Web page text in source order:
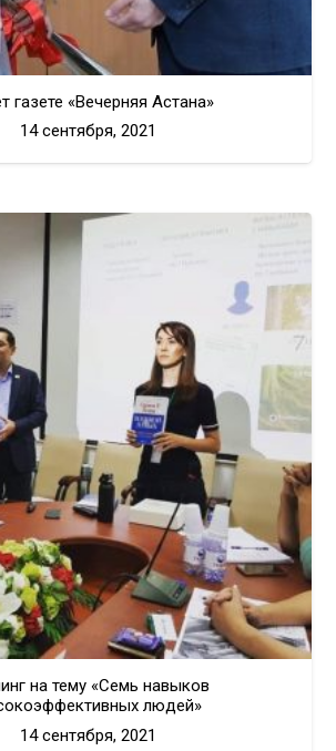
газете «Вечерняя Астана»
14 сентября, 2021
на тему «Семь навыков
людей»
14 сентября, 2021